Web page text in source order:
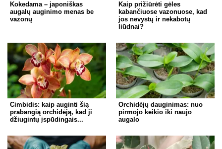
Kokedama – japoniškas
augalų auginimo menas be
vazonų
Kaip prižiūrėti gėles
kabančiuose vazonuose, kad
jos nevystų ir nekabotų
liūdnai?
Cimbidis: kaip auginti šią
prabangią orchidėją, kad ji
džiugintų įspūdingais...
Orchidėjų dauginimas: nuo
pirmojo keikio iki naujo
augalo